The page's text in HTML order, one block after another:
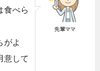
食べら
がよ
意して
先輩ママ